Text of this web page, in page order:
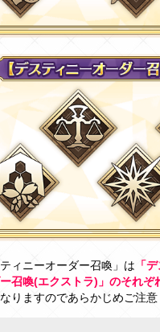
ティニーオーダー召喚」は 「
召喚(エクストラ)」のそれ
りますのであらかじめご注